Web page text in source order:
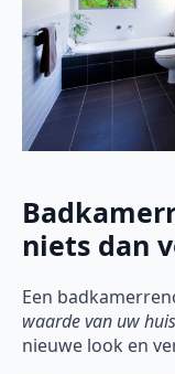
niets dan
Een
waarde van uw
nieuwe look en